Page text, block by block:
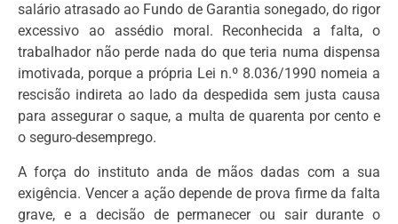
salário atrasado ao Fundo de Garantia sonegado, do rigor
excessivo ao assédio moral. Reconhecida a falta, o
trabalhador não perde nada do que teria numa dispensa
imotivada, porque a própria Lei n.º 8.036/1990 nomeia a
rescisão indireta ao lado da despedida sem justa causa
para assegurar o saque, a multa de quarenta por cento e
o seguro-desemprego.
A força do instituto anda de mãos dadas com a sua
exigência. Vencer a ação depende de prova firme da falta
grave, e a decisão de permanecer ou sair durante o